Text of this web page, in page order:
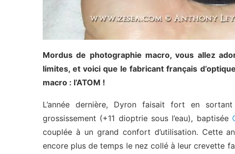
Mordus de photographie macro, vous allez
limites, et voici que le fabricant français
macro : l’ATOM !
L’année dernière, Dyron faisait fort en
grossissement (+11 dioptrie sous l’eau), baptisée
couplée à un grand confort d’utilisation. Cette
encore plus de temps le nez collé à leur crevette